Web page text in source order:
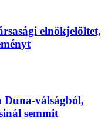
elnökjelöltet,
Duna-válságból,
semmit